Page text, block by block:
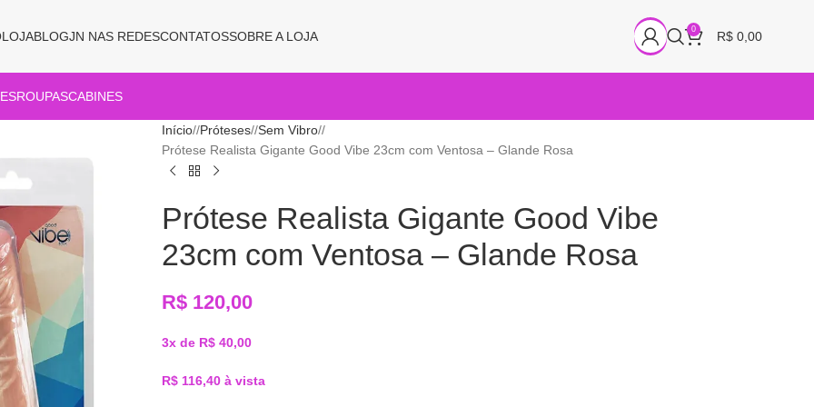
LOJABLOGJN NAS REDESCONTATOSSOBRE A LOJA 0 R$0,00
ROUPASCABINES
Início/ Próteses/ Sem Vibro/
Prótese Realista Gigante Good Vibe 23cm com Ventosa – Glande Rosa
Prótese Realista Gigante Good Vibe
23cm com Ventosa – Glande Rosa
R$120,00
3x de R$40,00
R$116,40 à vista